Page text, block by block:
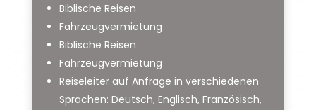
Biblische Reisen
Fahrzeugvermietung
Biblische Reisen
Fahrzeugvermietung
Reiseleiter auf Anfrage in verschiedenen
Sprachen: Deutsch, Englisch, Französisch,